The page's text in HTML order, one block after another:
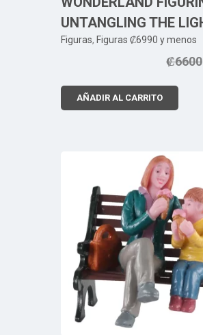
UNTANGLING THE
Figuras, Figuras ₡6990 y menos
₡6600
AÑADIR AL CARRITO